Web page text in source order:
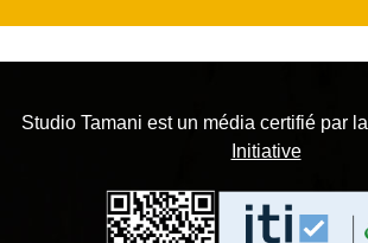
Studio Tamani est un média certifié par la
Initiative